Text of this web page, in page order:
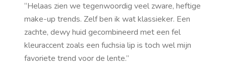
“Helaas zien we tegenwoordig veel zware, heftige
make-up trends. Zelf ben ik wat klassieker. Een
zachte, dewyhuid gecombineerd met een fel
kleuraccent zoals een fuchsia lip is toch wel mijn
favoriete trend voor de lente.”